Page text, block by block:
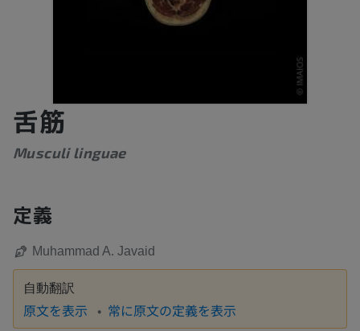
舌筋
Musculi linguae
定義
Muhammad A. Javaid
自動翻訳
原文を表示 常に原文の定義を表示